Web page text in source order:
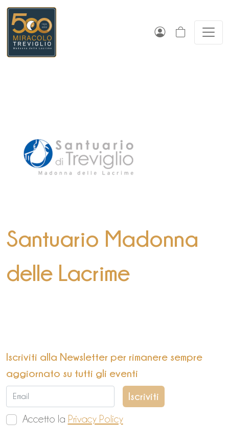
Santuario Madonna
delle Lacrime
Iscriviti alla Newsletter per rimanere sempre
aggiornato su tutti gli eventi
Accetto la Privacy Policy